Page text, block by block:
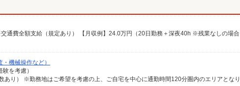
機械操作など）
を考慮）